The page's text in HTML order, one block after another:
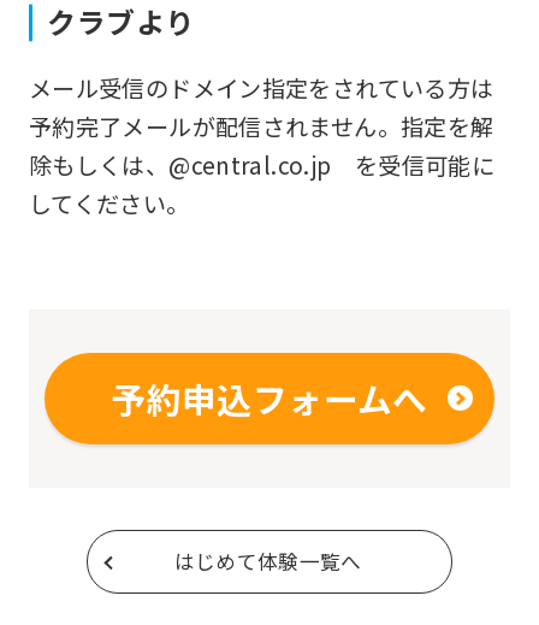
クラブより
メール受信のドメイン指定をされている方は
予約完了メールが配信されません。指定を解
除もしくは、@central.co.jp を受信可能に
してください。
予約申込フォームへ
はじめて体験一覧へ
using
the
service.